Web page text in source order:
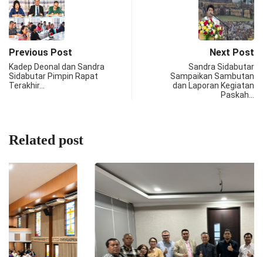
Previous Post
Kadep Deonal dan Sandra
Sidabutar Pimpin Rapat
Terakhir…
Next Post
Sandra Sidabutar
Sampaikan Sambutan
dan Laporan Kegiatan
Paskah…
Related post